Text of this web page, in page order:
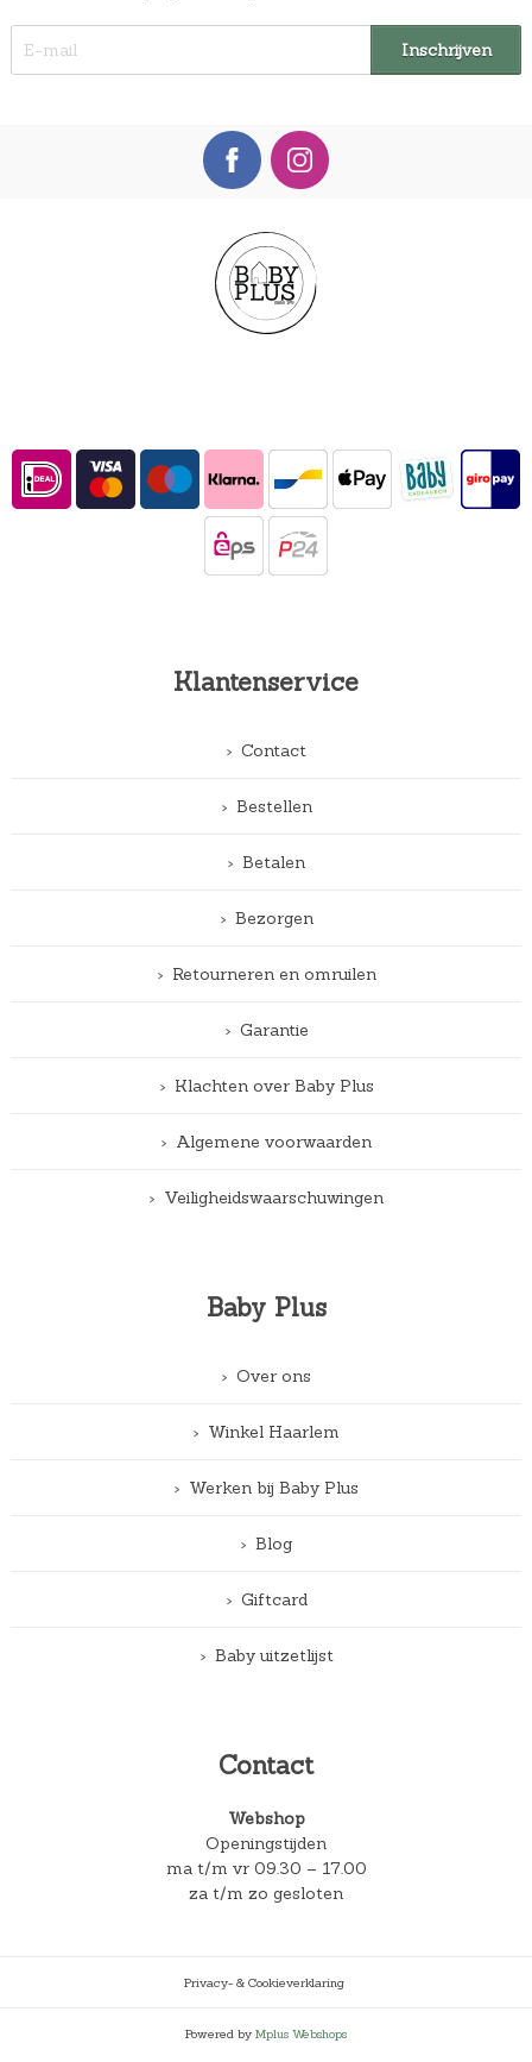
Klantenservice
Contact
Bestellen
Betalen
Bezorgen
Retourneren en omruilen
Garantie
Klachten over Baby Plus
Algemene voorwaarden
Veiligheidswaarschuwingen
Baby Plus
Over ons
Winkel Haarlem
Werken bij Baby Plus
Blog
Giftcard
Baby uitzetlijst
Contact
Webshop
Openingstijden
ma t/m vr 09.30 – 17.00
za t/m zo gesloten
Privacy- & Cookieverklaring
Powered by Mplus Webshops